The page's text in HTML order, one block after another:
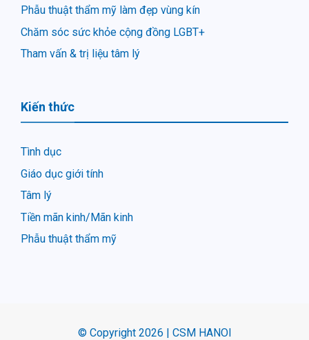
Phẫu thuật thẩm mỹ làm đẹp vùng kín
Chăm sóc sức khỏe cộng đồng LGBT+
Tham vấn & trị liệu tâm lý
Kiến thức
Tình dục
Giáo dục giới tính
Tâm lý
Tiền mãn kinh/Mãn kinh
Phẫu thuật thẩm mỹ
© Copyright 2026 | CSM HANOI